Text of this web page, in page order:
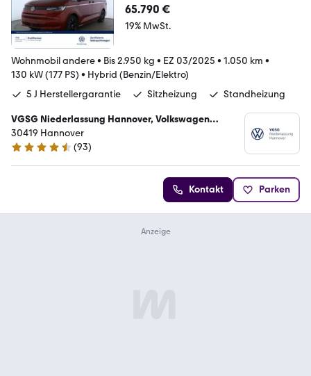
65.790 €
19% MwSt.
Wohnmobil andere• Bis 2.950 kg • EZ 03/2025 • 1.050 km •
130 kW (177 PS) • Hybrid (Benzin/Elektro)
5 J Herstellergarantie
Sitzheizung Standheizung
VGSG Niederlassung Hannover, Volkswagen
Gebrauchtfahrzeughandels und Service GmbH
30419 Hannover
4.7 Sterne
(93)
Kontakt Parken